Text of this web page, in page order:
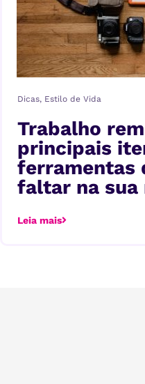
Dicas, Estilo de Vida
Trabalho
principais
ferramentas
faltar na sua
Leia mais